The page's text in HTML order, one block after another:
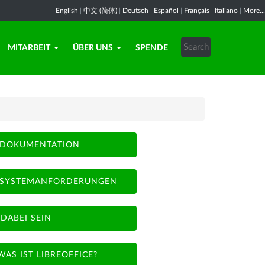
English 中文 (简体) Deutsch Español Français Italiano More...
MITARBEIT ÜBER UNS SPENDE
DOKUMENTATION
SYSTEMANFORDERUNGEN
DABEI SEIN
IST LIBREOFFICE?